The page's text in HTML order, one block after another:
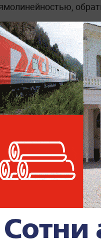
завёл блог, где он
с
Однако многим
создать компанию,
У
из США американцы
приятно удивили